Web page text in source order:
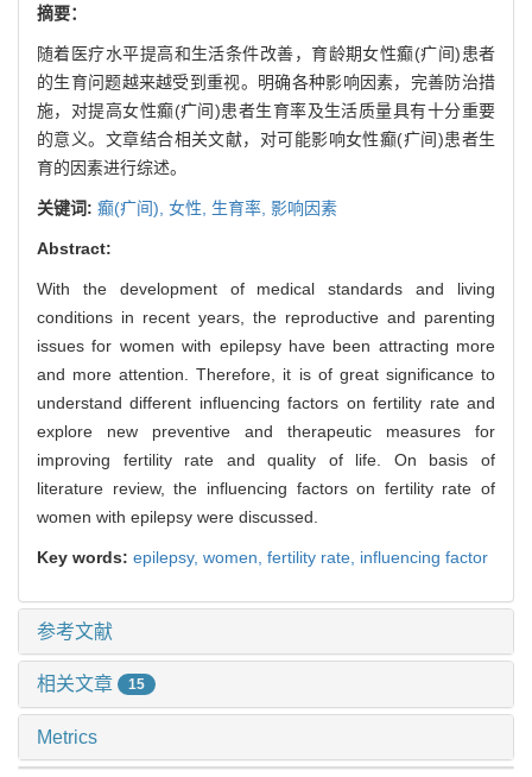
摘要：
随着医疗水平提高和生活条件改善，育龄期女性癫(疒间)患者
的生育问题越来越受到重视。明确各种影响因素，完善防治措
施，对提高女性癫(疒间)患者生育率及生活质量具有十分重要
的意义。文章结合相关文献，对可能影响女性癫(疒间)患者生
育的因素进行综述。
关键词: 癫(疒间), 女性, 生育率, 影响因素
Abstract:
With the development of medical standards and living
conditions in recent years, the reproductive and parenting
issues for women with epilepsy have been attracting more
and more attention. Therefore, it is of great significance to
understand different influencing factors on fertility rate and
explore new preventive and therapeutic measures for
improving fertility rate and quality of life. On basis of
literature review, the influencing factors on fertility rate of
women with epilepsy were discussed.
Key words: epilepsy, women, fertility rate, influencing factor
参考文献
相关文章 15
Metrics